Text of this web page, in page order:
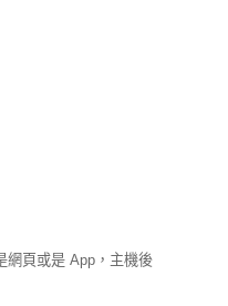
網頁或是 App，主機後